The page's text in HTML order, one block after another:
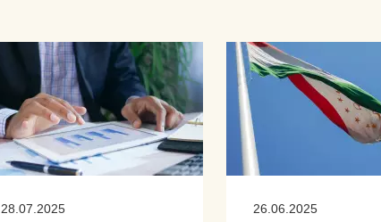
28.07.2025 26.06.2025